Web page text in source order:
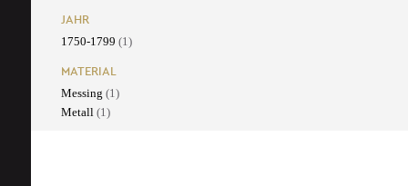
JAHR
1750-1799 (1)
MATERIAL
Messing (1)
Metall (1)